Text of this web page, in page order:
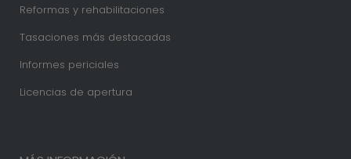
Reformas y rehabilitaciones
Tasaciones más destacadas
Informes periciales
Licencias de apertura